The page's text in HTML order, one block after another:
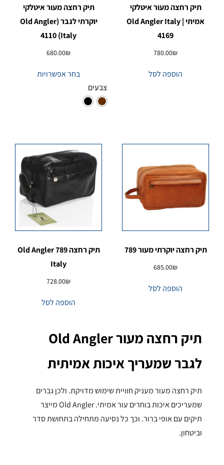
תיק רחצה מעור איטלקי
אמיתי | Old Angler Italy
4169
780.00₪
הוספה לסל
תיק רחצה מעור איטלקי
יוקרתי לגבר (Old Angler
Italy) 4110
680.00₪
בחר אפשרויות
צבעים
תיק רחצה יוקרתי מעור 789
685.00₪
הוספה לסל
תיק רחצה 789 Old Angler
Italy
728.00₪
הוספה לסל
תיק רחצה מעור Old Angler
לגבר שמעריך איכות אמיתית
תיק רחצה מעור מעניק חוויית שימוש מדויקת. ולכן גברים
שמעריכים איכות בוחרים עור אמיתי. Old Angler מייצר
תיקים עם אופי ברור. וכך כל נסיעה מתחילה בתחושת סדר
וביטחון.